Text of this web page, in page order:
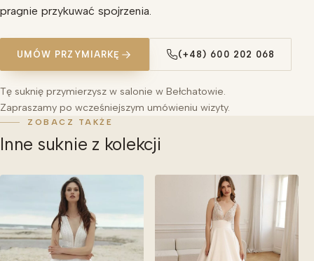
pragnie przykuwać spojrzenia.
UMÓW PRZYMIARKĘ (+48) 600 202 068
Tę suknię przymierzysz w salonie w Bełchatowie.
Zapraszamy po wcześniejszym umówieniu wizyty.
ZOBACZ TAKŻE
Inne suknie z kolekcji